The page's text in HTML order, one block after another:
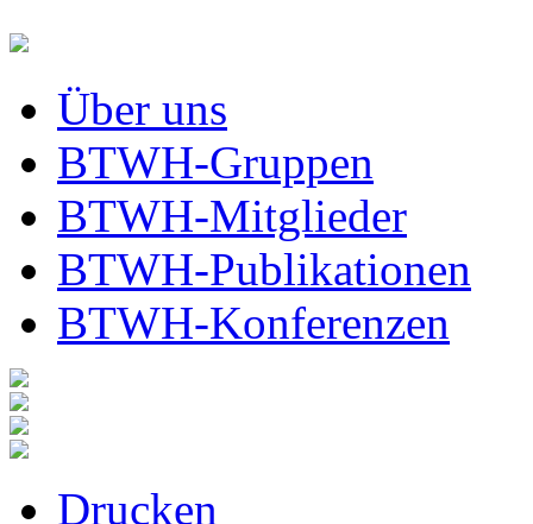
Über uns
BTWH-Gruppen
BTWH-Mitglieder
BTWH-Publikationen
BTWH-Konferenzen
Drucken